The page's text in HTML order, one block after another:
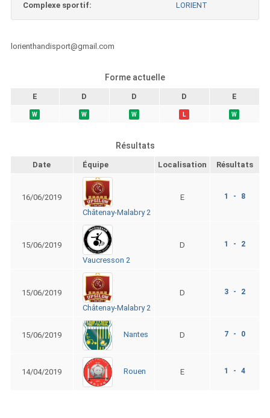
Complexe sportif:
LORIENT
lorienthandisport@gmail.com
Forme actuelle
E D D D E
W W W L W
Résultats
Date Équipe Localisation Résultats
16/06/2019
Châtenay-Malabry 2
E 1 - 8
15/06/2019
Vaucresson 2
D 1 - 2
15/06/2019
Châtenay-Malabry 2
D 3 - 2
15/06/2019 Nantes D 7 - 0
14/04/2019 Rouen E 1 - 4